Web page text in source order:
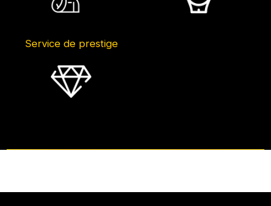
Service de prestige